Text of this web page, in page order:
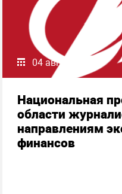
04 августа 2026
Национальная
области
направлениям
финансов